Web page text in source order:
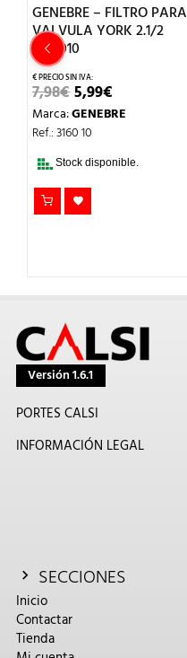
GENEBRE – FILTRO PARA
VALVULA YORK 2.1/2
3160010
7,98€EL
PRECIO
ORIGINAL
ERA:
5,99€PRECIO
ACTUAL
Marca:GENEBRE
Ref.: 3160 10
Stock disponible.
Versión 1.6.1
PORTES CALSI
INFORMACIÓN LEGAL
SECCIONES
Inicio
Contactar
Tienda